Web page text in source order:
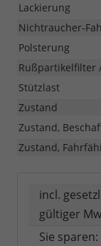
Lackierung
Nichtraucher-
Polsterung
Rußpartikelfilter /
Stützlast
Zustand
Zustand,
Zustand,
incl.
gültiger
Sie sparen: